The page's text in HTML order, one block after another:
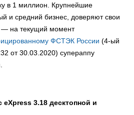
в 1 миллион. Крупнейшие
и средний бизнес, доверяют свои
— на текущий момент
ФСТЭК России (4-ый
от 30.03.2020) супераппу
3.18 десктопной и